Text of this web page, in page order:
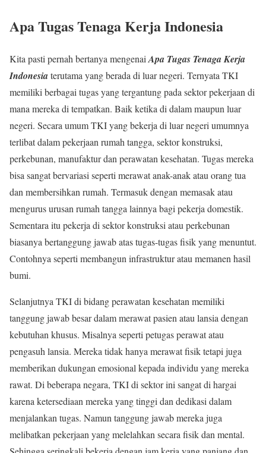
Apa Tugas Tenaga Kerja Indonesia
Kita pasti pernah bertanya mengenai Apa Tugas Tenaga Kerja
Indonesiaterutama yang berada di luar negeri. Ternyata TKI
memiliki berbagai tugas yang tergantung pada sektor pekerjaan di
mana mereka di tempatkan. Baik ketika di dalam maupun luar
negeri. Secara umum TKI yang bekerja di luar negeri umumnya
terlibat dalam pekerjaan rumah tangga, sektor konstruksi,
perkebunan, manufaktur dan perawatan kesehatan. Tugas mereka
bisa sangat bervariasi seperti merawat anak-anak atau orang tua
dan membersihkan rumah. Termasuk dengan memasak atau
mengurus urusan rumah tangga lainnya bagi pekerja domestik.
Sementara itu pekerja di sektor konstruksi atau perkebunan
biasanya bertanggung jawab atas tugas-tugas fisik yang menuntut.
Contohnya seperti membangun infrastruktur atau memanen hasil
bumi.
Selanjutnya TKI di bidang perawatan kesehatan memiliki
tanggung jawab besar dalam merawat pasien atau lansia dengan
kebutuhan khusus. Misalnya seperti petugas perawat atau
pengasuh lansia. Mereka tidak hanya merawat fisik tetapi juga
memberikan dukungan emosional kepada individu yang mereka
rawat. Di beberapa negara, TKI di sektor ini sangat di hargai
karena ketersediaan mereka yang tinggi dan dedikasi dalam
menjalankan tugas. Namun tanggung jawab mereka juga
melibatkan pekerjaan yang melelahkan secara fisik dan mental.